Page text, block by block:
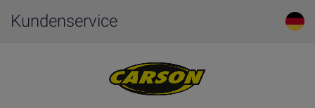
Kundenservice